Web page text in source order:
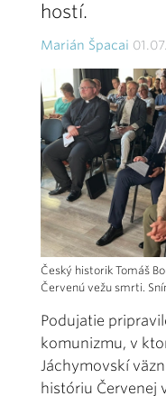
hostí.
Marián Špacai
Český historik Tomáš
Červenú vežu smrti.
Podujatie
komunizmu, v
Jáchymovskí
históriu Červenej